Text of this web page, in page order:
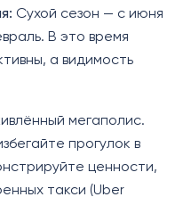
Сухой сезон — с июня
В это время
а видимость
мегаполис.
прогулок в
ценности,
такси (Uber